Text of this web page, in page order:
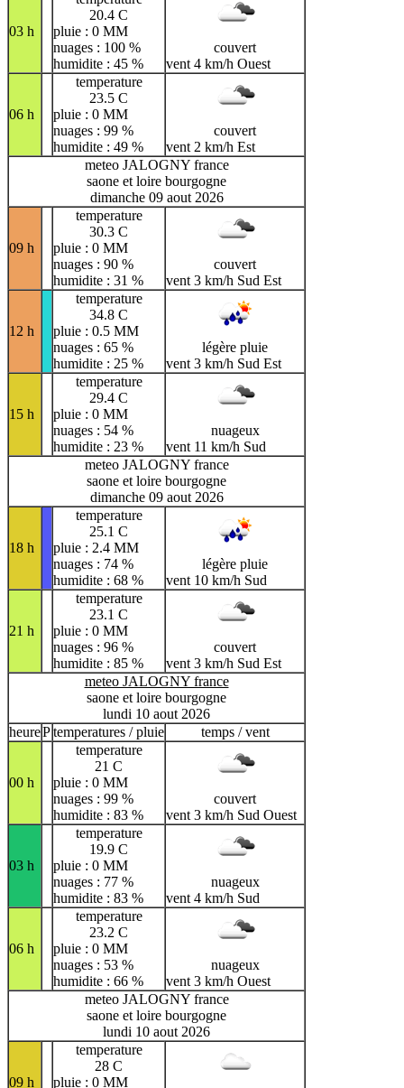
03 h
20.4 C
pluie : 0 MM
nuages : 100 %
humidite : 45 %
couvert
vent 4 km/h Ouest
06 h
temperature
23.5 C
pluie : 0 MM
nuages : 99 %
humidite : 49 %
couvert
vent 2 km/h Est
meteo JALOGNY france
saone et loire bourgogne
dimanche 09 aout 2026
09 h
temperature
30.3 C
pluie : 0 MM
nuages : 90 %
humidite : 31 %
couvert
vent 3 km/h Sud Est
12 h
temperature
34.8 C
pluie : 0.5 MM
nuages : 65 %
humidite : 25 %
légère pluie
vent 3 km/h Sud Est
15 h
temperature
29.4 C
pluie : 0 MM
nuages : 54 %
humidite : 23 %
nuageux
vent 11 km/h Sud
meteo JALOGNY france
saone et loire bourgogne
dimanche 09 aout 2026
18 h
temperature
25.1 C
pluie : 2.4 MM
nuages : 74 %
humidite : 68 %
légère pluie
vent 10 km/h Sud
21 h
temperature
23.1 C
pluie : 0 MM
nuages : 96 %
humidite : 85 %
couvert
vent 3 km/h Sud Est
meteo JALOGNY france
saone et loire bourgogne
lundi 10 aout 2026
heurePtemperatures / pluie temps / vent
00 h
temperature
21 C
pluie : 0 MM
nuages : 99 %
humidite : 83 %
couvert
vent 3 km/h Sud Ouest
03 h
temperature
19.9 C
pluie : 0 MM
nuages : 77 %
humidite : 83 %
nuageux
vent 4 km/h Sud
06 h
temperature
23.2 C
pluie : 0 MM
nuages : 53 %
humidite : 66 %
nuageux
vent 3 km/h Ouest
meteo JALOGNY france
saone et loire bourgogne
lundi 10 aout 2026
09 h
temperature
28 C
pluie : 0 MM